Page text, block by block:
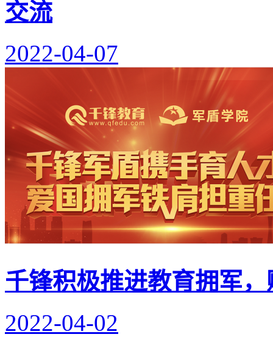
交流
2022-04-07
千锋积极推进教育拥军
2022-04-02